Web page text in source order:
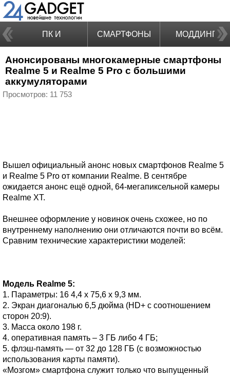
ПК И
НОУТБУКИ
СМАРТФОНЫ МОДДИНГ
Анонсированы многокамерные смартфоны
Realme 5 и Realme 5 Pro с большими
аккумуляторами
Просмотров: 11 753
Вышел официальный анонс новых смартфонов Realme 5
и Realme 5 Pro от компании Realme. В сентябре
ожидается анонс ещё одной, 64-мегапиксельной камеры
Realme XT.
Внешнее оформление у новинок очень схожее, но по
внутреннему наполнению они отличаются почти во всём.
Сравним технические характеристики моделей:
Модель Realme 5:
1. Параметры: 16 4,4 х 75,6 х 9,3 мм.
2. Экран диагональю 6,5 дюйма (HD+ с соотношением
сторон 20:9).
3. Масса около 198 г.
4. оперативная память – 3 ГБ либо 4 ГБ;
5. флэш-память — от 32 до 128 ГБ (с возможностью
использования карты памяти).
«Мозгом» смартфона служит только что выпущенный